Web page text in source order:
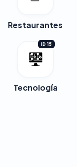
Restaurantes
ID 15
Tecnología